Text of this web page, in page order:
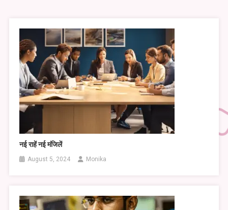
नई राहें नई मंजिलें
August 5, 2024 Monika